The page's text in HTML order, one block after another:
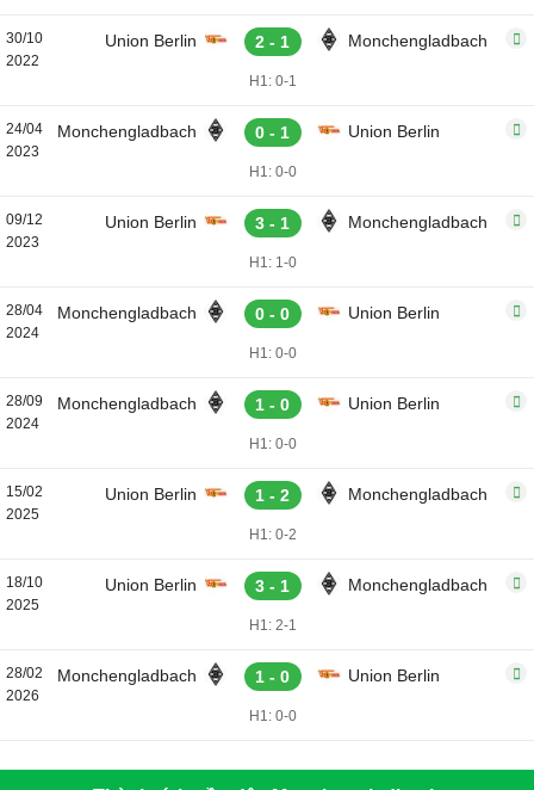
30/10
2022
Union Berlin 2 - 1 Monchengladbach
H1: 0-1
24/04
2023
Monchengladbach 0 - 1 Union Berlin
H1: 0-0
09/12
2023
Union Berlin 3 - 1 Monchengladbach
H1: 1-0
28/04
2024
Monchengladbach 0 - 0 Union Berlin
H1: 0-0
28/09
2024
Monchengladbach 1 - 0 Union Berlin
H1: 0-0
15/02
2025
Union Berlin 1 - 2 Monchengladbach
H1: 0-2
18/10
2025
Union Berlin 3 - 1 Monchengladbach
H1: 2-1
28/02
2026
Monchengladbach 1 - 0 Union Berlin
H1: 0-0